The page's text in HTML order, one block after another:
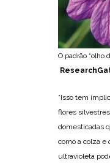
O padrão “olho
“Isso tem
flores
domesticadas
como a colza e
ultravioleta